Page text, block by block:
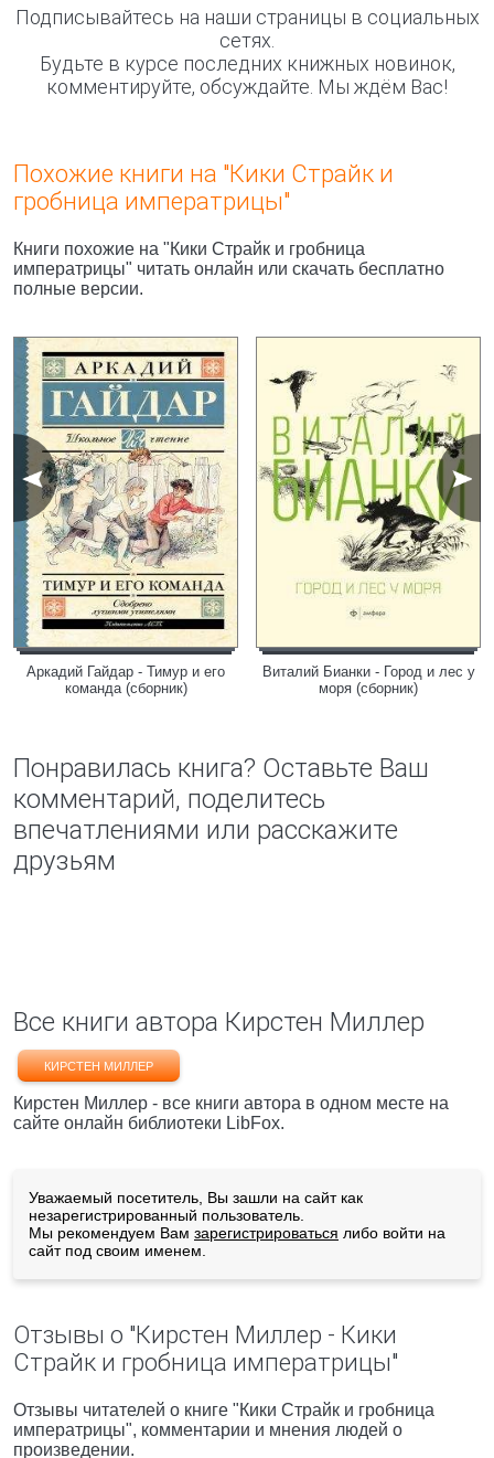
Подписывайтесь на наши страницы в социальных
сетях.
Будьте в курсе последних книжных новинок,
комментируйте, обсуждайте. Мы ждём Вас!
Похожие книги на "Кики Страйк и
гробница императрицы"
Книги похожие на "Кики Страйк и гробница
императрицы" читать онлайн или скачать бесплатно
полные версии.
Аркадий Гайдар - Тимур и его
команда (сборник)
Виталий Бианки - Город и лес у
моря (сборник)
Понравилась книга? Оставьте Ваш
комментарий, поделитесь
впечатлениями или расскажите
друзьям
Все книги автора Кирстен Миллер
КИРСТЕН МИЛЛЕР
Кирстен Миллер - все книги автора в одном месте на
сайте онлайн библиотеки LibFox.
Уважаемый посетитель, Вы зашли на сайт как
незарегистрированный пользователь.
Мы рекомендуем Вам зарегистрироваться либо войти на
сайт под своим именем.
Отзывы о "Кирстен Миллер - Кики
Страйк и гробница императрицы"
Отзывы читателей о книге "Кики Страйк и гробница
императрицы", комментарии и мнения людей о
произведении.